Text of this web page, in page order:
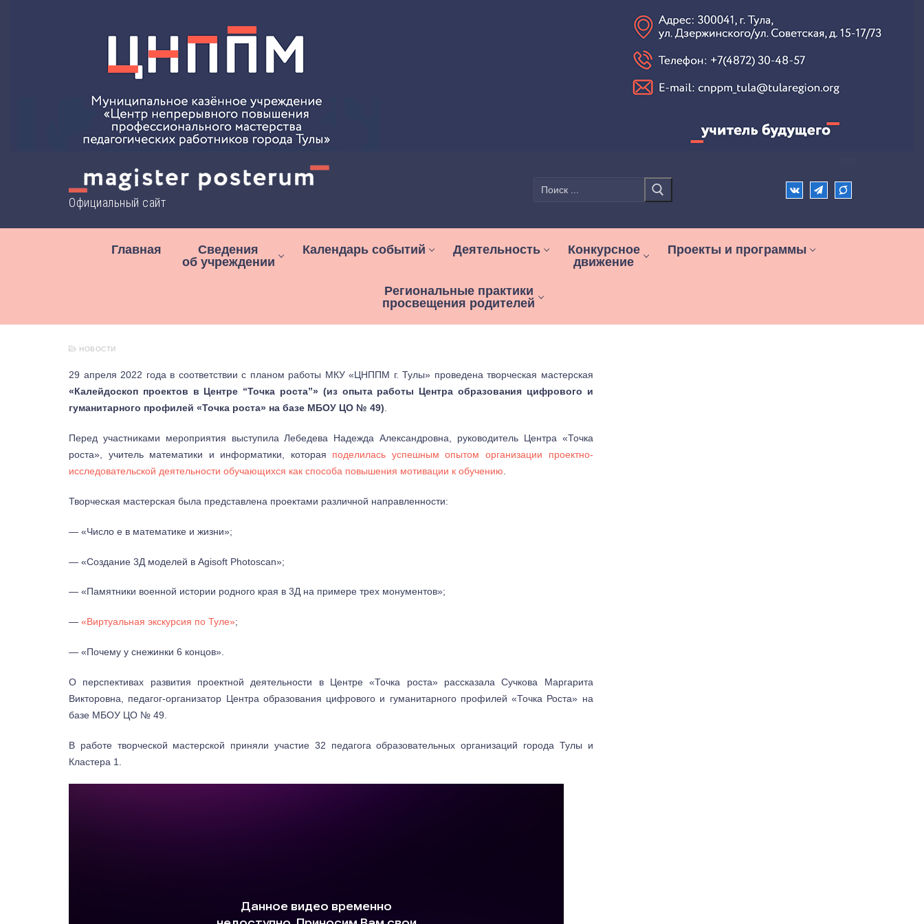
Официальный сайт
Найти:
Главная
Сведения
об учреждении
Календарь событий Деятельность
Конкурсное
движение
Проекты и программы
Региональные практики
просвещения родителей
НОВОСТИ
29 апреля 2022 года в соответствии с планом работы МКУ «ЦНППМ г. Тулы» проведена творческая мастерская
«Калейдоскоп проектов в Центре “Точка роста”» (из опыта работы Центра образования цифрового и
гуманитарного профилей «Точка роста» на базе МБОУ ЦО № 49).
Перед участниками мероприятия выступила Лебедева Надежда Александровна, руководитель Центра «Точка
роста», учитель математики и информатики, которая поделилась успешным опытом организации проектно-
исследовательской деятельности обучающихся как способа повышения мотивации к обучению.
Творческая мастерская была представлена проектами различной направленности:
— «Число е в математике и жизни»;
— «Создание 3Д моделей в Agisoft Photoscan»;
— «Памятники военной истории родного края в 3Д на примере трех монументов»;
— «Виртуальная экскурсия по Туле»;
— «Почему у снежинки 6 концов».
О перспективах развития проектной деятельности в Центре «Точка роста» рассказала Сучкова Маргарита
Викторовна, педагог-организатор Центра образования цифрового и гуманитарного профилей «Точка Роста» на
базе МБОУ ЦО № 49.
В работе творческой мастерской приняли участие 32 педагога образовательных организаций города Тулы и
Кластера 1.